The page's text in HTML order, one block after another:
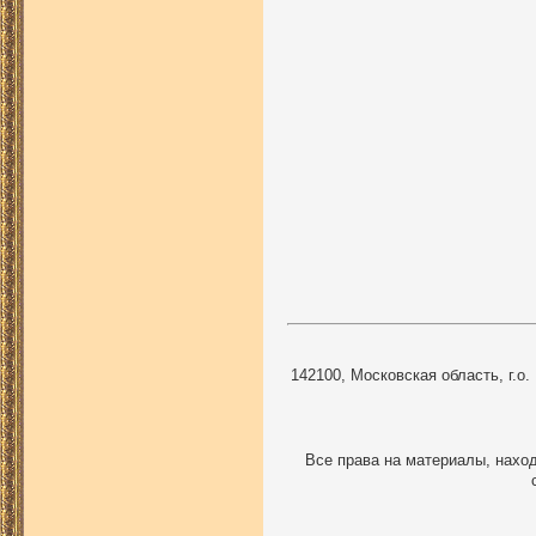
142100, Московская область,
Все права на материалы,